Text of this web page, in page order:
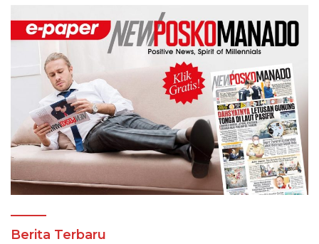
Berita Terbaru